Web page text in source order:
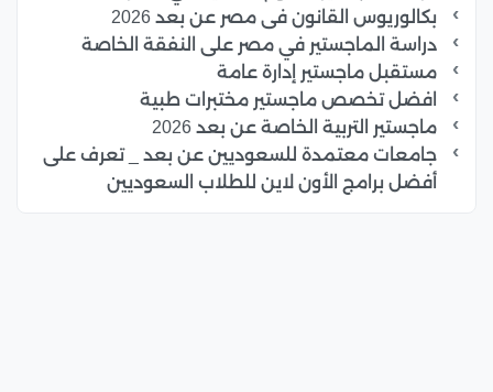
بكالوريوس القانون فى مصر عن بعد 2026
دراسة الماجستير في مصر على النفقة الخاصة
مستقبل ماجستير إدارة عامة
افضل تخصص ماجستير مختبرات طبية
ماجستير التربية الخاصة عن بعد 2026
جامعات معتمدة للسعوديين عن بعد _ تعرف على
أفضل برامج الأون لاين للطلاب السعوديين